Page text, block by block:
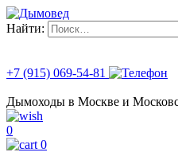
Найти:
+7 (915) 069-54-81
Дымоходы в Москве и
0
0